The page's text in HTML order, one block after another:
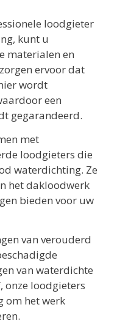
loodgieter
kunt u
materialen en
ervoor dat
wordt
een
gegarandeerd.
met
loodgieters die
waterdichting. Ze
het dakloodwerk
bieden voor uw
van verouderd
van waterdichte
onze loodgieters
om het werk